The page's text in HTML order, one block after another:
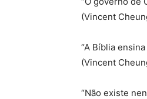
(Vincent
“A Bíblia
(Vincent
“Não existe